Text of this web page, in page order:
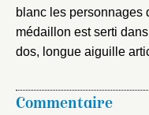
blanc les personnages
médaillon est serti
dos, longue aiguille
Commentaire
Créer et
Envoyer
Vous n'êtes pas encore